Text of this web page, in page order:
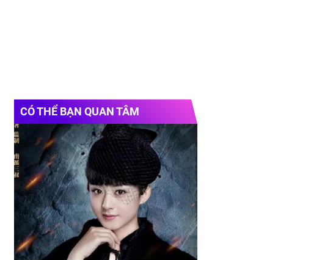
CÓ THỂ BẠN QUAN TÂM